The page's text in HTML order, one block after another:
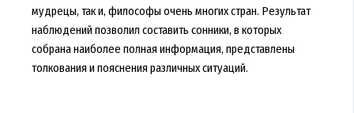
мудрецы, так и, философы очень многих стран. Результат
наблюдений позволил составить сонники, в которых
собрана наиболее полная информация, представлены
толкования и пояснения различных ситуаций.